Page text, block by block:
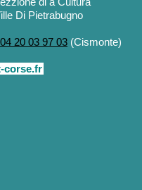
Di Pietrabugno
04 20 03 97 03 (Cismonte)
corse.fr